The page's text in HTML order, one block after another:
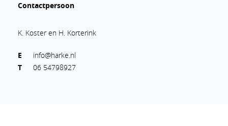
Contactpersoon
K. Koster en H. Korterink
E
info@harke.nl
T
06 54798927